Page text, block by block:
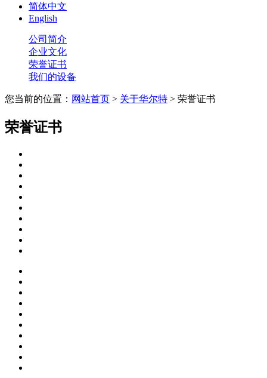
简体中文
English
公司简介
企业文化
荣誉证书
我们的设备
您当前的位置： 网站首页 > 关于华尔特 > 荣誉证书
荣誉证书